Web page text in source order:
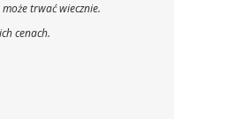
trwać wiecznie.
cenach.